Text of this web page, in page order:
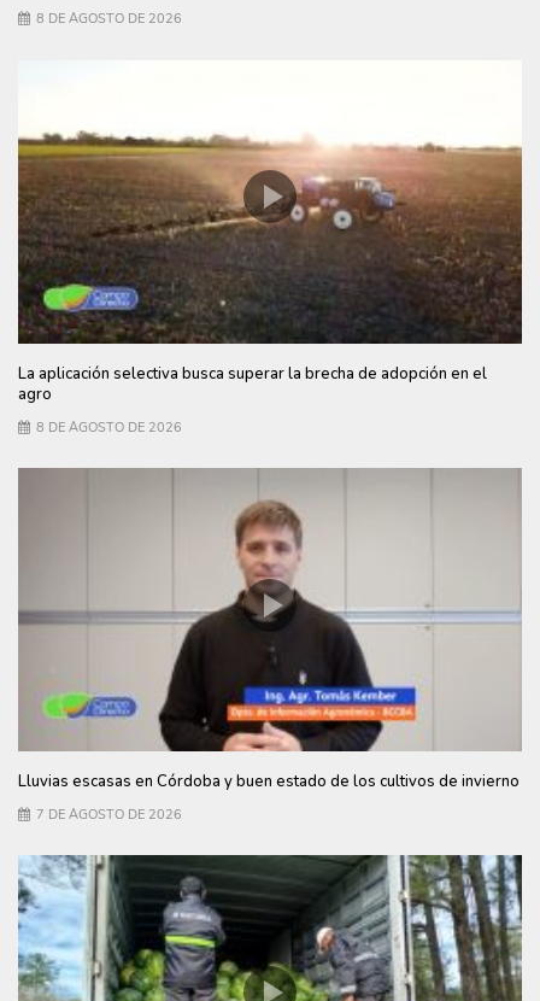
8 DE AGOSTO DE 2026
La aplicación selectiva busca superar la brecha de adopción en el
agro
8 DE AGOSTO DE 2026
Lluvias escasas en Córdoba y buen estado de los cultivos de invierno
7 DE AGOSTO DE 2026